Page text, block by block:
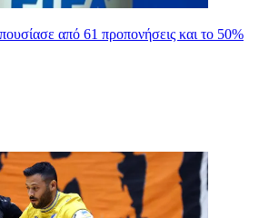
από 61 προπονήσεις και το 50%